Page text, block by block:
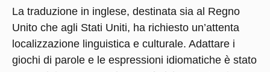
La traduzione in inglese, destinata sia al Regno
Unito che agli Stati Uniti, ha richiesto un’attenta
localizzazione linguistica e culturale. Adattare i
giochi di parole e le espressioni idiomatiche è stato